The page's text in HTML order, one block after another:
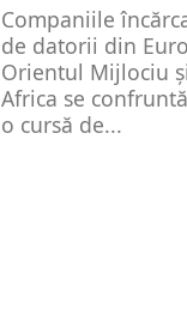
Companiile
de datorii din
Orientul Mijlociu și
Africa se
o cursă de...